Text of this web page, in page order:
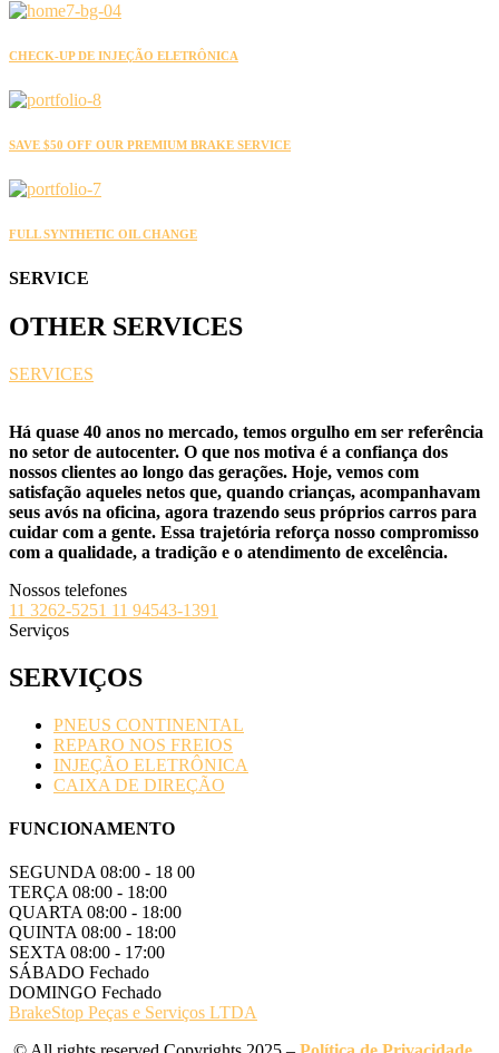
CHECK-UP DE INJEÇÃO ELETRÔNICA
SAVE $50 OFF OUR PREMIUM BRAKE SERVICE
FULL SYNTHETIC OIL CHANGE
SERVICE
OTHER SERVICES
SERVICES
Há quase 40 anos no mercado, temos orgulho em ser referência
no setor de autocenter. O que nos motiva é a confiança dos
nossos clientes ao longo das gerações. Hoje, vemos com
satisfação aqueles netos que, quando crianças, acompanhavam
seus avós na oficina, agora trazendo seus próprios carros para
cuidar com a gente. Essa trajetória reforça nosso compromisso
com a qualidade, a tradição e o atendimento de excelência.
Nossos telefones
11 3262-5251 11 94543-1391
Serviços
SERVIÇOS
PNEUS CONTINENTAL
REPARO NOS FREIOS
INJEÇÃO ELETRÔNICA
CAIXA DE DIREÇÃO
FUNCIONAMENTO
SEGUNDA 08:00 - 18 00
TERÇA 08:00 - 18:00
QUARTA 08:00 - 18:00
QUINTA 08:00 - 18:00
SEXTA 08:00 - 17:00
SÁBADO Fechado
DOMINGO Fechado
BrakeStop Peças e Serviços LTDA